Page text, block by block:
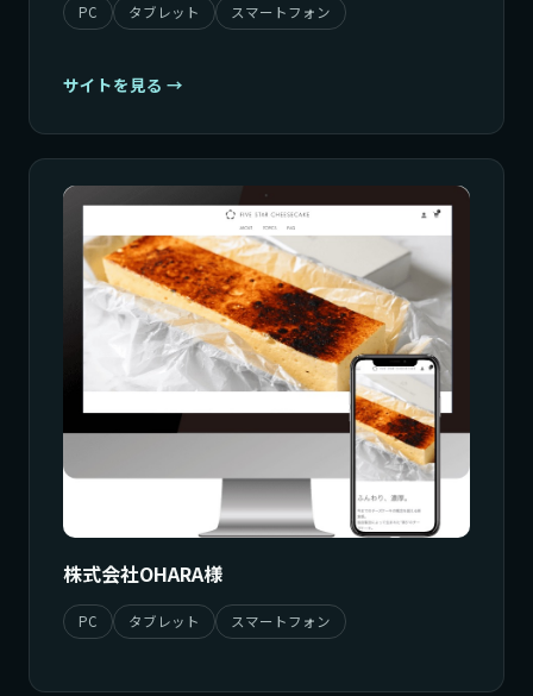
PC タブレット スマートフォン
サイトを見る
株式会社OHARA様
PC タブレット スマートフォン